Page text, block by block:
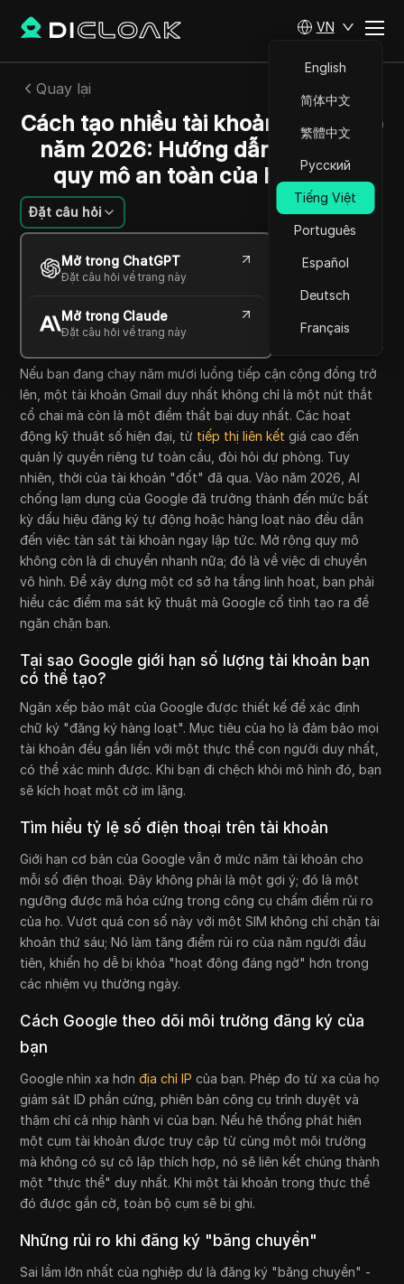
VN
English
简体中文
繁體中文
Русский
Tiếng Việt
Português
Español
Deutsch
Français
Quay lại
Cách tạo nhiều tài khoản Gmail vào
năm 2026: Hướng dẫn mở rộng
quy mô an toàn của học viên
Đặt câu hỏi
Mở trong ChatGPT
Đặt câu hỏi về trang này
Mở trong Claude
Đặt câu hỏi về trang này
Emily Grace Johnson
18 Th05 2026 6 Đọc trong giây phút
Copy Link
Nếu bạn đang chạy năm mươi luồng tiếp cận cộng đồng trở
lên, một tài khoản Gmail duy nhất không chỉ là một nút thắt
cổ chai mà còn là một điểm thất bại duy nhất. Các hoạt
động kỹ thuật số hiện đại, từ tiếp thị liên kết giá cao đến
quản lý quyền riêng tư toàn cầu, đòi hỏi dự phòng. Tuy
nhiên, thời của tài khoản "đốt" đã qua. Vào năm 2026, AI
chống lạm dụng của Google đã trưởng thành đến mức bất
kỳ dấu hiệu đăng ký tự động hoặc hàng loạt nào đều dẫn
đến việc tàn sát tài khoản ngay lập tức. Mở rộng quy mô
không còn là di chuyển nhanh nữa; đó là về việc di chuyển
vô hình. Để xây dựng một cơ sở hạ tầng linh hoạt, bạn phải
hiểu các điểm ma sát kỹ thuật mà Google cố tình tạo ra để
ngăn chặn bạn.
Tại sao Google giới hạn số lượng tài khoản bạn
có thể tạo?
Ngăn xếp bảo mật của Google được thiết kế để xác định
chữ ký "đăng ký hàng loạt". Mục tiêu của họ là đảm bảo mọi
tài khoản đều gắn liền với một thực thể con người duy nhất,
có thể xác minh được. Khi bạn đi chệch khỏi mô hình đó, bạn
sẽ kích hoạt một cờ im lặng.
Tìm hiểu tỷ lệ số điện thoại trên tài khoản
Giới hạn cơ bản của Google vẫn ở mức năm tài khoản cho
mỗi số điện thoại. Đây không phải là một gợi ý; đó là một
ngưỡng được mã hóa cứng trong công cụ chấm điểm rủi ro
của họ. Vượt quá con số này với một SIM không chỉ chặn tài
khoản thứ sáu; Nó làm tăng điểm rủi ro của năm người đầu
tiên, khiến họ dễ bị khóa "hoạt động đáng ngờ" hơn trong
các nhiệm vụ thường ngày.
Cách Google theo dõi môi trường đăng ký của
bạn
Google nhìn xa hơnđịa chỉ IP của bạn. Phép đo từ xa của họ
giám sát ID phần cứng, phiên bản công cụ trình duyệt và
thậm chí cả nhịp hành vi của bạn. Nếu hệ thống phát hiện
một cụm tài khoản được truy cập từ cùng một môi trường
mà không có sự cô lập thích hợp, nó sẽ liên kết chúng thành
một "thực thể" duy nhất. Khi một tài khoản trong thực thể
đó được gắn cờ, toàn bộ cụm sẽ bị ghi.
Những rủi ro khi đăng ký "băng chuyền"
Sai lầm lớn nhất của nghiệp dư là đăng ký "băng chuyền" -